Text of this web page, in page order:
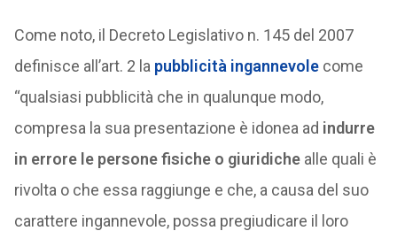
Come noto, il Decreto Legislativo n. 145 del 2007
definisce all’art. 2 la pubblicità ingannevolecome
“qualsiasi pubblicità che in qualunque modo,
compresa la sua presentazione è idonea ad indurre
in errore le persone fisiche o giuridichealle quali è
rivolta o che essa raggiunge e che, a causa del suo
carattere ingannevole, possa pregiudicare il loro